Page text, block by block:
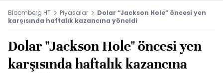
Bloomberg HT Piyasalar
Dolar “Jackson Hole” öncesi yen
karşısında haftalık kazancına yöneldi
Dolar "Jackson Hole" öncesi yen
karşısında haftalık kazancına